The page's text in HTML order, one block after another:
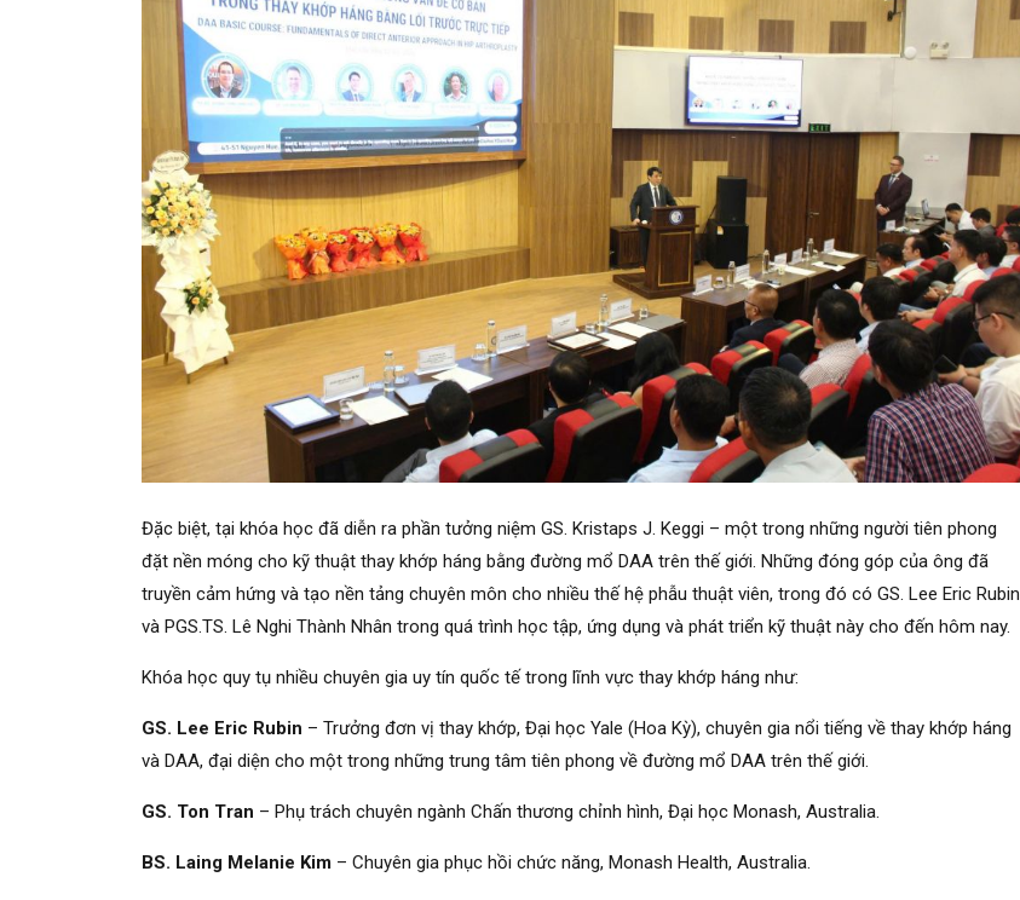
Đặc biệt, tại khóa học đã diễn ra phần tưởng niệm GS. Kristaps J. Keggi – một trong những người tiên phong
đặt nền móng cho kỹ thuật thay khớp háng bằng đường mổ DAA trên thế giới. Những đóng góp của ông đã
truyền cảm hứng và tạo nền tảng chuyên môn cho nhiều thế hệ phẫu thuật viên, trong đó có GS. Lee Eric Rubin
và PGS.TS. Lê Nghi Thành Nhân trong quá trình học tập, ứng dụng và phát triển kỹ thuật này cho đến hôm nay.
Khóa học quy tụ nhiều chuyên gia uy tín quốc tế trong lĩnh vực thay khớp háng như:
GS. Lee Eric Rubin – Trưởng đơn vị thay khớp, Đại học Yale (Hoa Kỳ), chuyên gia nổi tiếng về thay khớp háng
và DAA, đại diện cho một trong những trung tâm tiên phong về đường mổ DAA trên thế giới.
GS. Ton Tran – Phụ trách chuyên ngành Chấn thương chỉnh hình, Đại học Monash, Australia.
BS. Laing Melanie Kim – Chuyên gia phục hồi chức năng, Monash Health, Australia.